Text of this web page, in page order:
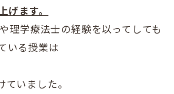
ます。
理学療法士の経験を以ってしても
いる授業は
いました。